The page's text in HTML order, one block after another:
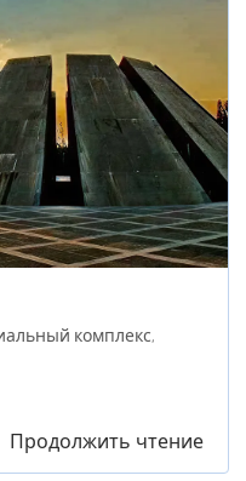
комплекс,
Продолжить чтение